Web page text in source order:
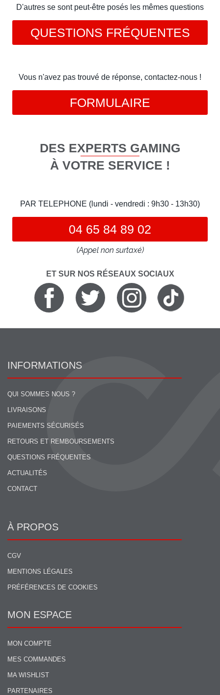
D'autres se sont peut-être posés les mêmes questions
QUESTIONS FRÉQUENTES
Vous n'avez pas trouvé de réponse, contactez-nous !
FORMULAIRE
DES EXPERTS GAMING
À VOTRE SERVICE !
PAR TELEPHONE (lundi - vendredi : 9h30 - 13h30)
04 65 84 89 02
(Appel non surtaxé)
ET SUR NOS RÉSEAUX SOCIAUX
INFORMATIONS
QUI SOMMES NOUS ?
LIVRAISONS
PAIEMENTS SÉCURISÉS
RETOURS ET REMBOURSEMENTS
QUESTIONS FRÉQUENTES
ACTUALITÉS
CONTACT
À PROPOS
CGV
MENTIONS LÉGALES
PRÉFÉRENCES DE COOKIES
MON ESPACE
MON COMPTE
MES COMMANDES
MA WISHLIST
PARTENAIRES